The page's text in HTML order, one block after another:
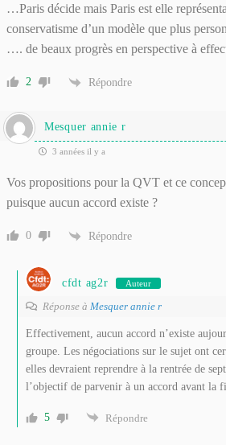
…Paris décide mais Paris est elle
conservatisme d’un modèle que plus
…. de beaux progrès en perspective à
2 Répondre
Mesquer annie r
3 années il y a
Vos propositions pour la QVT et ce
puisque aucun accord existe ?
0 Répondre
cfdt ag2r Auteur
Réponse à Mesquer annie r
Effectivement, aucun accord n’existe
groupe. Les négociations sur le sujet ont
elles devraient reprendre à la rentrée de
l’objectif de parvenir à un accord avant la
5 Répondre